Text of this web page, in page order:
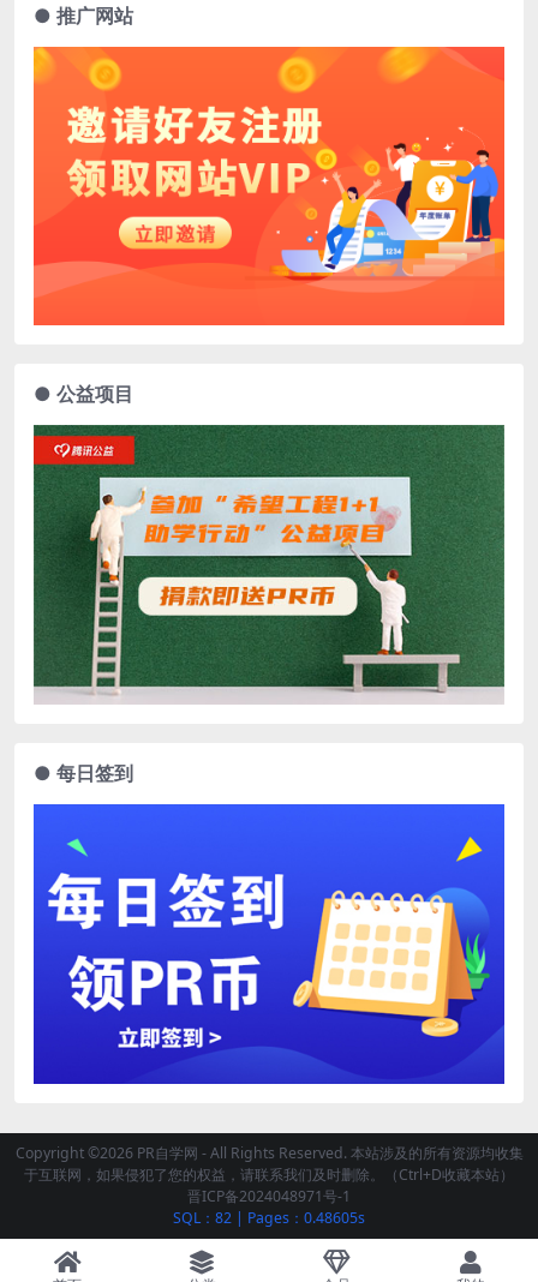
● 推广网站
● 公益项目
● 每日签到
Copyright ©2026 PR自学网 - All Rights Reserved. 本站涉及的所有资源均收集
于互联网，如果侵犯了您的权益，请联系我们及时删除。（Ctrl+D收藏本站）
晋ICP备2024048971号-1
SQL：82 | Pages：0.48605s